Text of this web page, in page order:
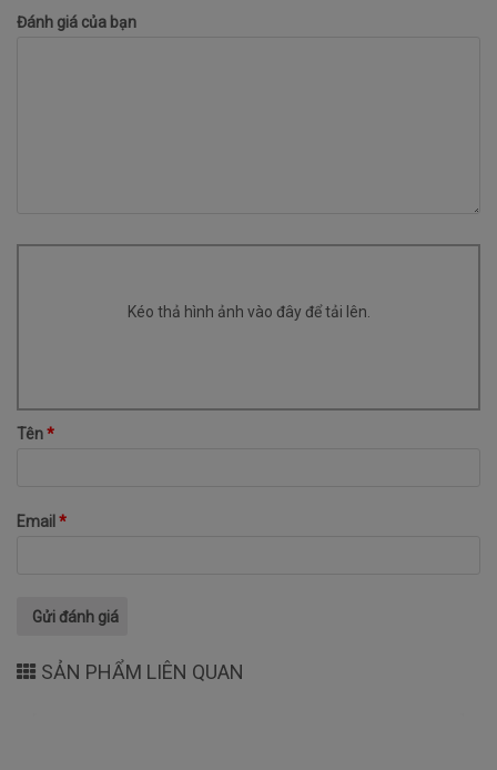
Đánh giá của bạn
Kéo thả hình ảnh vào đây để tải lên.
Tên*
Email *
SẢN PHẨM LIÊN QUAN